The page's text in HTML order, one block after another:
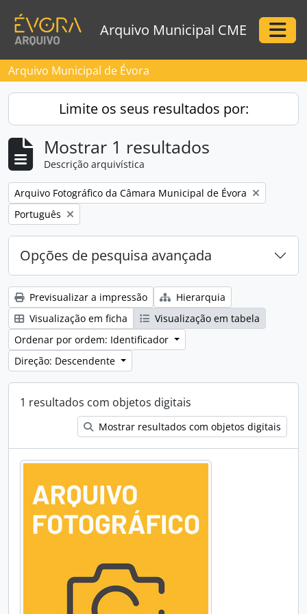
Arquivo Municipal CME
Arquivo Municipal de Évora
Limite os seus resultados por:
Mostrar 1 resultados
Descrição arquivística
Remove filter:
Arquivo Fotográfico da Câmara Municipal de Évora
Remove filter:
Português
Opções de pesquisa avançada
Previsualizar a impressão
Hierarquia
Visualização em ficha
Visualização em tabela
Ordenar por ordem: Identificador
Direção: Descendente
1 resultados com objetos digitais
Mostrar resultados com objetos digitais